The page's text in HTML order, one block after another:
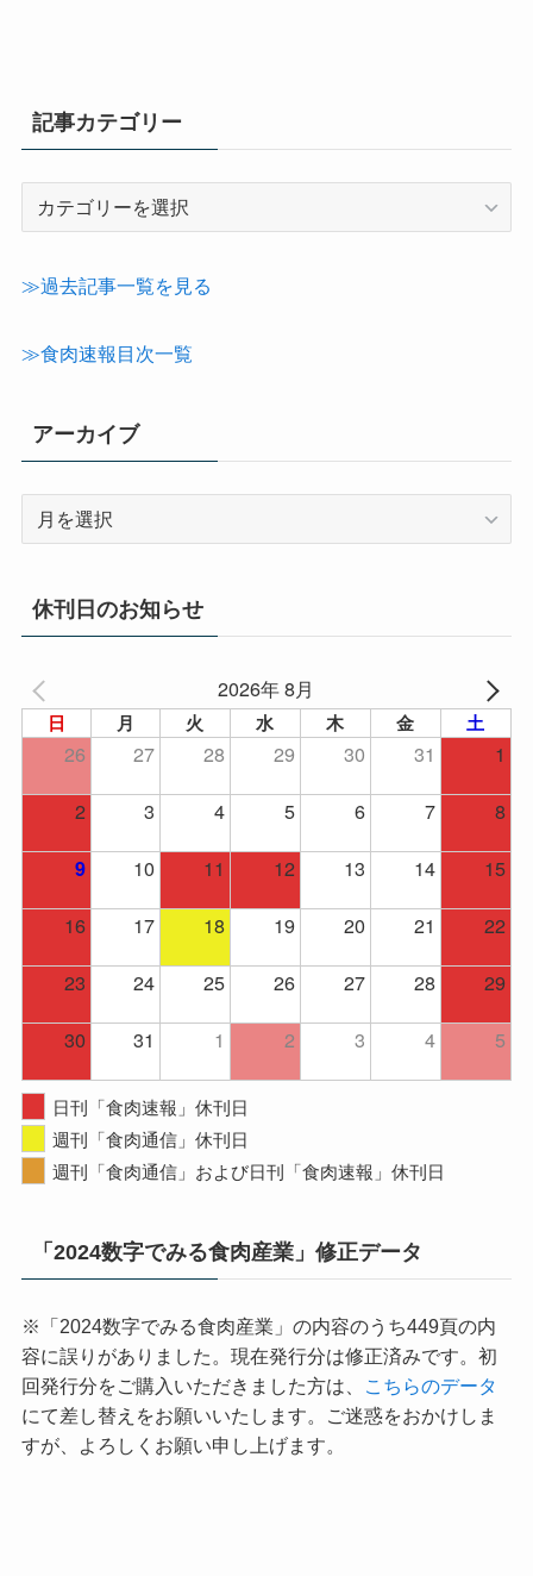
記事カテゴリー
テ
≫過去記事一覧を見る
≫食肉速報目次一覧
アーカイブ
イ
ブ
休刊日のお知らせ
2026年 8月
日 月 火 水 木 金 土
26 27 28 29 30 31
1
2
3 4 5 6 7 8
9 10 11 12 13 14
15
16
17 18 19 20 21
22
23
24 25 26 27 28
29
30
31 1 2 3 4 5
日刊「食肉速報」休刊日
週刊「食肉通信」休刊日
週刊「食肉通信」および日刊「食肉速報」休刊日
「2024数字でみる食肉産業」修正データ
※「2024数字でみる食肉産業」の内容のうち449頁の内
容に誤りがありました。現在発行分は修正済みです。初
回発行分をご購入いただきました方は、
こちらのデータ
にて差し替えをお願いいたします。ご迷惑をおかけしま
すが、よろしくお願い申し上げます。